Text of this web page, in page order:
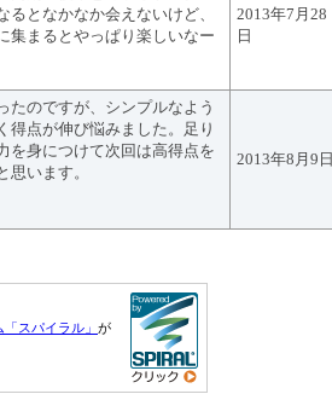
るとなかなか会えないけど、
集まるとやっぱり楽しいなー
2013年7月28
日
たのですが、シンプルなよう
得点が伸び悩みました。足り
を身につけて次回は高得点を
思います。
2013年8月9日
スパイラル」 が